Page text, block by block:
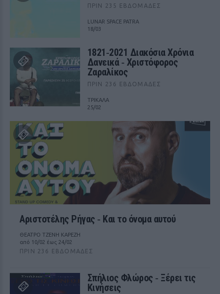
ΠΡΙΝ 235 ΕΒΔΟΜΆΔΕΣ
LUNAR SPACE PATRA
18/03
1821‑2021 Διακόσια Χρόνια
Δανεικά ‑ Χριστόφορος
Ζαραλίκος
ΠΡΙΝ 236 ΕΒΔΟΜΆΔΕΣ
ΤΡΙΚΑΛΑ
25/02
Αριστοτέλης Ρήγας ‑ Kαι το όνομα αυτού
ΘΕΑΤΡΟ ΤΖΕΝΗ ΚΑΡΕΖΗ
από 10/02 έως 24/02
ΠΡΙΝ 236 ΕΒΔΟΜΆΔΕΣ
Σπήλιος Φλώρος ‑ Ξέρει τις
Κινήσεις